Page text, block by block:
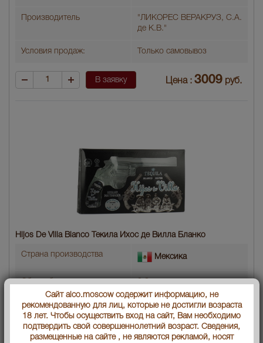
Производитель
"ЛИКОРЕС ВЕРАКРУЗ, С.А.
де К.В."
Условия продаж: Только самовывоз
В заявку Цена : 3009 руб.
Hijos De Villa Blanco Текила Ихос де Вилла Бланко
Страна производства Мексика
Градус 40
Артикул 24784
Сайт alco.moscow содержит информацию, не
рекомендованную для лиц, которые не достигли возраста
18 лет. Чтобы осуществить вход на сайт, Вам необходимо
подтвердить свой совершеннолетний возраст. Сведения,
размещенные на сайте , не являются рекламой, носят